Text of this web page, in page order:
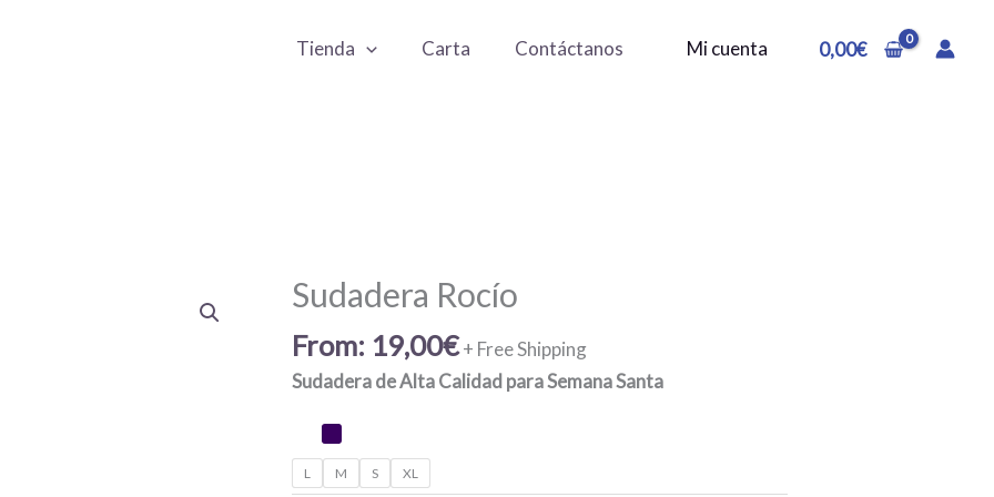
Tienda Carta Contáctanos Mi cuenta 0,00€
Sudadera Rocío
From: 19,00€+ Free Shipping
Sudadera de Alta Calidad para Semana Santa
L M S XL